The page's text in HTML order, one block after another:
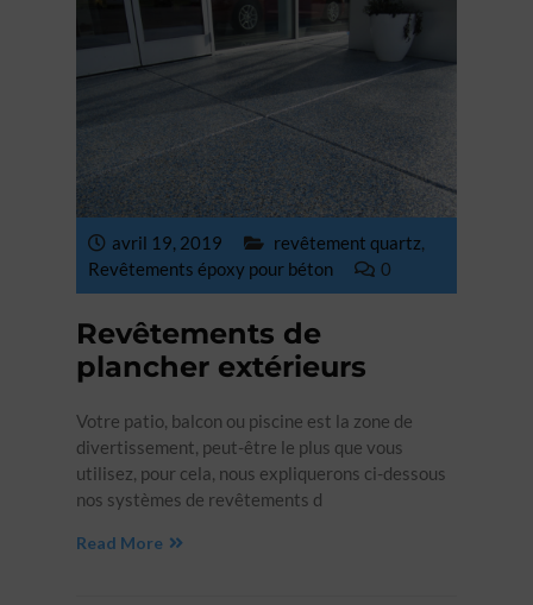
avril 19, 2019 revêtement quartz,
Revêtements époxy pour béton‎
0
Revêtements de
plancher extérieurs
Votre patio, balcon ou piscine est la zone de
divertissement, peut-être le plus que vous
utilisez, pour cela, nous expliquerons ci-dessous
nos systèmes de revêtements d
Read More